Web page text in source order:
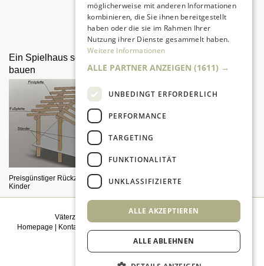
Da sind Kinder mit Begeisterung
dabei.
Ein Spielhaus selber
bauen
Preisgünstiger Rückzugsbereich für
Kinder
Väterzeit weiterempfehlen
Homepage
Kontakt
Einwilligungsmanagement
möglicherweise mit anderen Informationen
kombinieren, die Sie ihnen bereitgestellt
haben oder die sie im Rahmen Ihrer
Nutzung ihrer Dienste gesammelt haben.
Weitere Informationen
ALLE PARTNER ANZEIGEN (1611) →
UNBEDINGT ERFORDERLICH
PERFORMANCE
TARGETING
FUNKTIONALITÄT
UNKLASSIFIZIERTE
ALLE AKZEPTIEREN
ALLE ABLEHNEN